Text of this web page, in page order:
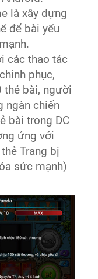
là xây dựng
để bài yếu
các thao tác
phục,
thẻ bài, người
ngàn chiến
bài trong DC
ứng với
Trang bị
sức mạnh)